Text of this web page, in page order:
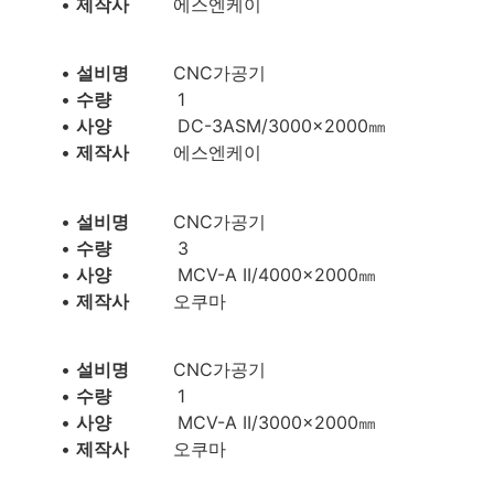
• 제작사에스엔케이
• 설비명 CNC가공기
• 수량1
• 사양DC-3ASM/3000×2000㎜
• 제작사에스엔케이
• 설비명 CNC가공기
• 수량3
• 사양MCV-A II/4000×2000㎜
• 제작사오쿠마
• 설비명 CNC가공기
• 수량1
• 사양MCV-A II/3000×2000㎜
• 제작사오쿠마